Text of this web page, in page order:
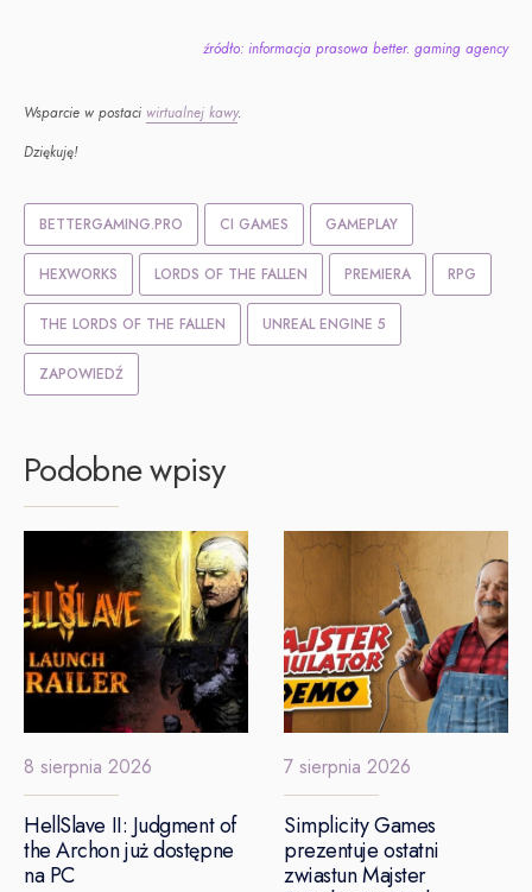
źródło: informacja prasowa better. gaming agency
Wsparcie w postaci wirtualnej kawy.
Dziękuję!
BETTERGAMING.PRO CI GAMES GAMEPLAY
HEXWORKS LORDS OF THE FALLEN PREMIERA RPG
THE LORDS OF THE FALLEN UNREAL ENGINE 5
ZAPOWIEDŹ
Podobne wpisy
8 sierpnia 2026
HellSlave II: Judgment of
the Archon już dostępne
na PC
7 sierpnia 2026
Simplicity Games
prezentuje ostatni
zwiastun Majster